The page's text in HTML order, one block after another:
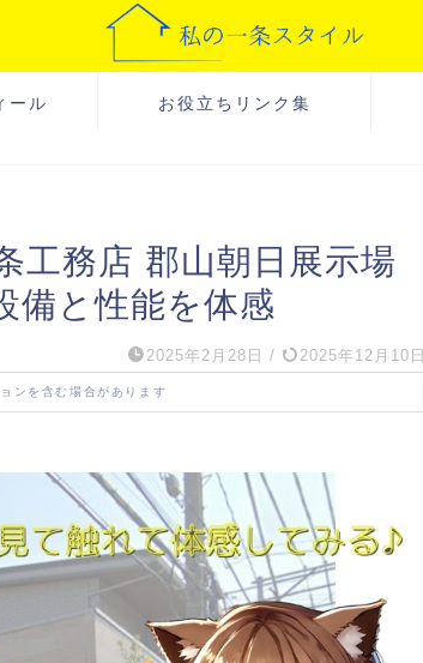
ール お役立ちリンク集
工務店 郡山朝日展示場
備と性能を体感
2025年2月28日 / 2025年12月10日
ンを含む場合があります